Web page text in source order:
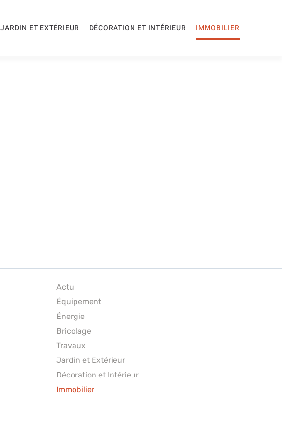
JARDIN ET EXTÉRIEUR DÉCORATION ET INTÉRIEUR IMMOBILIER
Actu
Équipement
Énergie
Bricolage
Travaux
Jardin et Extérieur
Décoration et Intérieur
Immobilier